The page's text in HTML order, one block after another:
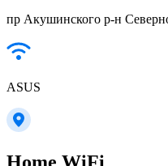
пр Акушинского р-н
ASUS